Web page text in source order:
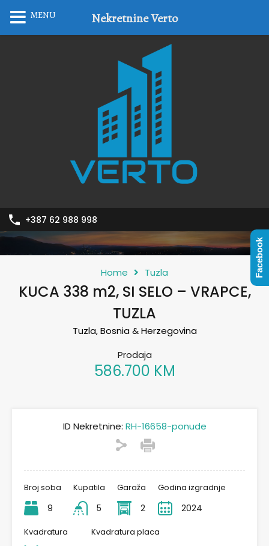
+387 62 988 998
Home Tuzla
KUCA 338 m2, SI SELO – VRAPCE,
TUZLA
Tuzla, Bosnia & Herzegovina
Prodaja
586.700 KM
ID Nekretnine: RH-16658-ponude
Broj soba
9
Kupatila
5
Garaža
2
Godina izgradnje
2024
Kvadratura Kvadratura placa
MENU Nekretnine Verto
Facebook